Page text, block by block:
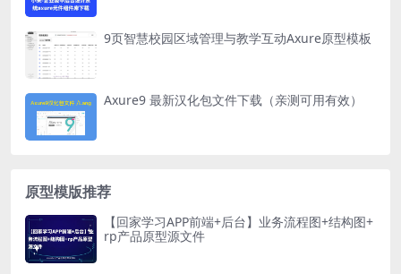
9页智慧校园区域管理与教学互动Axure原型模板
Axure9 最新汉化包文件下载（亲测可用有效）
原型模版推荐
【回家学习APP前端+后台】业务流程图+结构图+
rp产品原型源文件